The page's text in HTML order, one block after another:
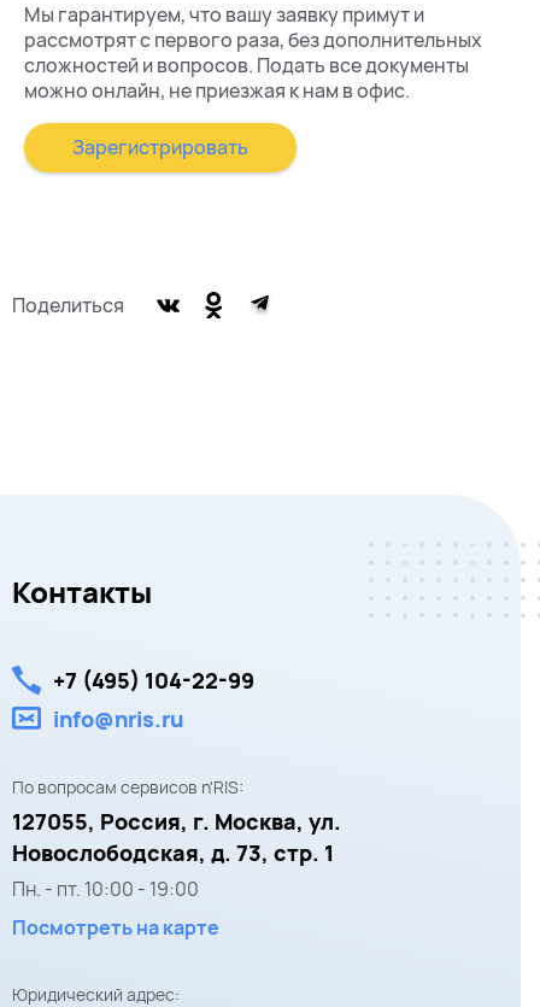
Мы гарантируем, что вашу заявку примут и
рассмотрят с первого раза, без дополнительных
сложностей и вопросов. Подать все документы
можно онлайн, не приезжая к нам в офис.
Зарегистрировать
Поделиться
Контакты
+7 (495) 104-22-99
info@nris.ru
По вопросам сервисов n'RIS:
127055, Россия, г. Москва, ул.
Новослободская, д. 73, стр. 1
Пн. - пт. 10:00 - 19:00
Посмотреть на карте
Юридический адрес: